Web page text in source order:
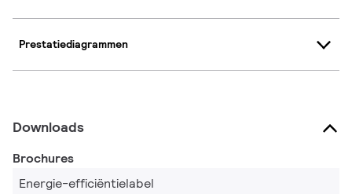
Prestatiediagrammen
Downloads
Brochures
Energie-efficiëntielabel